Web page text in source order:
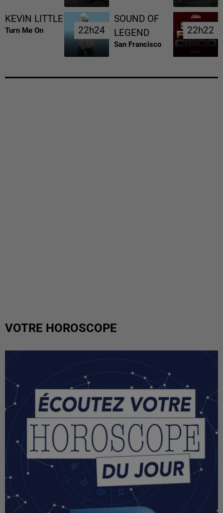
KEVIN LITTLE
Turn Me On 22h24
22h24
SOUND OF
LEGEND
San Francisco
22h22
22h22
VOTRE HOROSCOPE